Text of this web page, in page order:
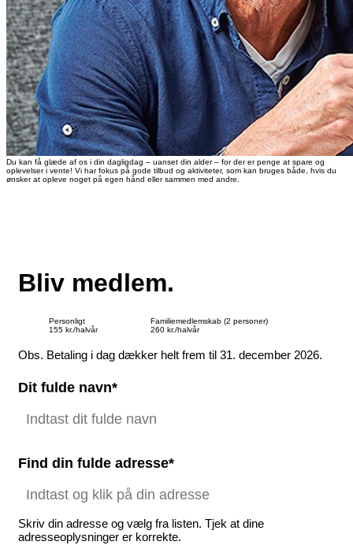
Du kan få glæde af os i din dagligdag – uanset din alder – for der er penge at spare og
oplevelser i vente! Vi har fokus på gode tilbud og aktiviteter, som kan bruges både, hvis du
ønsker at opleve noget på egen hånd eller sammen med andre.
Bliv medlem.
Personligt
155 kr./halvår
Familiemedlemskab (2 personer)
260 kr./halvår
Obs. Betaling i dag dækker helt frem til 31. december 2026.
Dit fulde navn*
Find din fulde adresse*
Skriv din adresse og vælg fra listen. Tjek at dine
adresseoplysninger er korrekte.